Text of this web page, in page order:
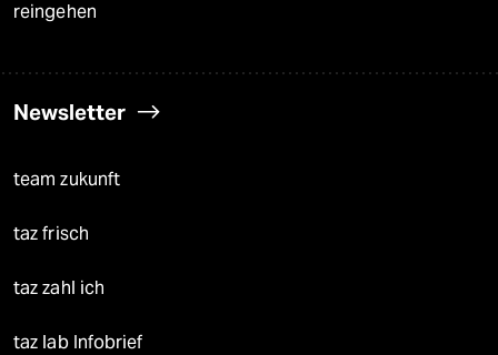
reingehen
Newsletter
team zukunft
taz frisch
taz zahl ich
taz lab Infobrief